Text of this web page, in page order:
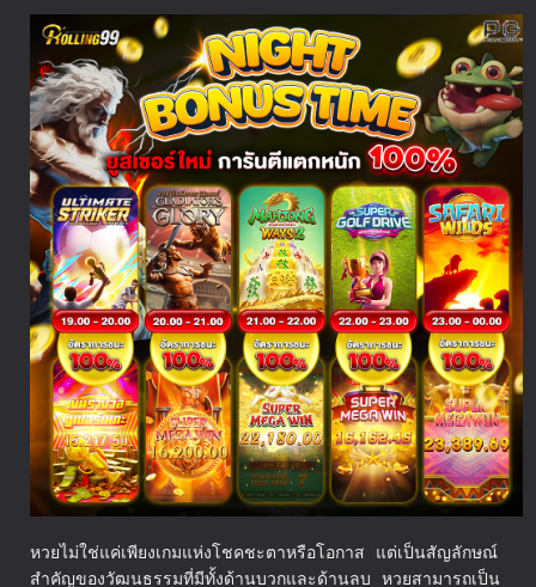
หวยไม่ใช่แค่เพียงเกมแห่งโชคชะตาหรือโอกาส แต่เป็นสัญลักษณ์
สำคัญของวัฒนธรรมที่มีทั้งด้านบวกและด้านลบ หวยสามารถเป็น